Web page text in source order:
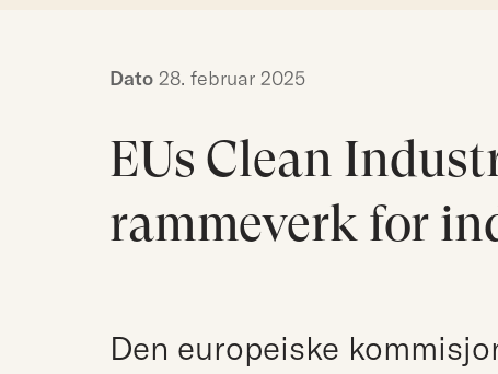
Dato 28. februar 2025
EUs Clean
rammeverk for
Den europeiske